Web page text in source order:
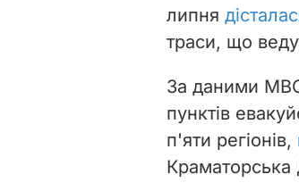
липня
траси, що
За даними
пунктів
п'яти регіонів,
Краматорська